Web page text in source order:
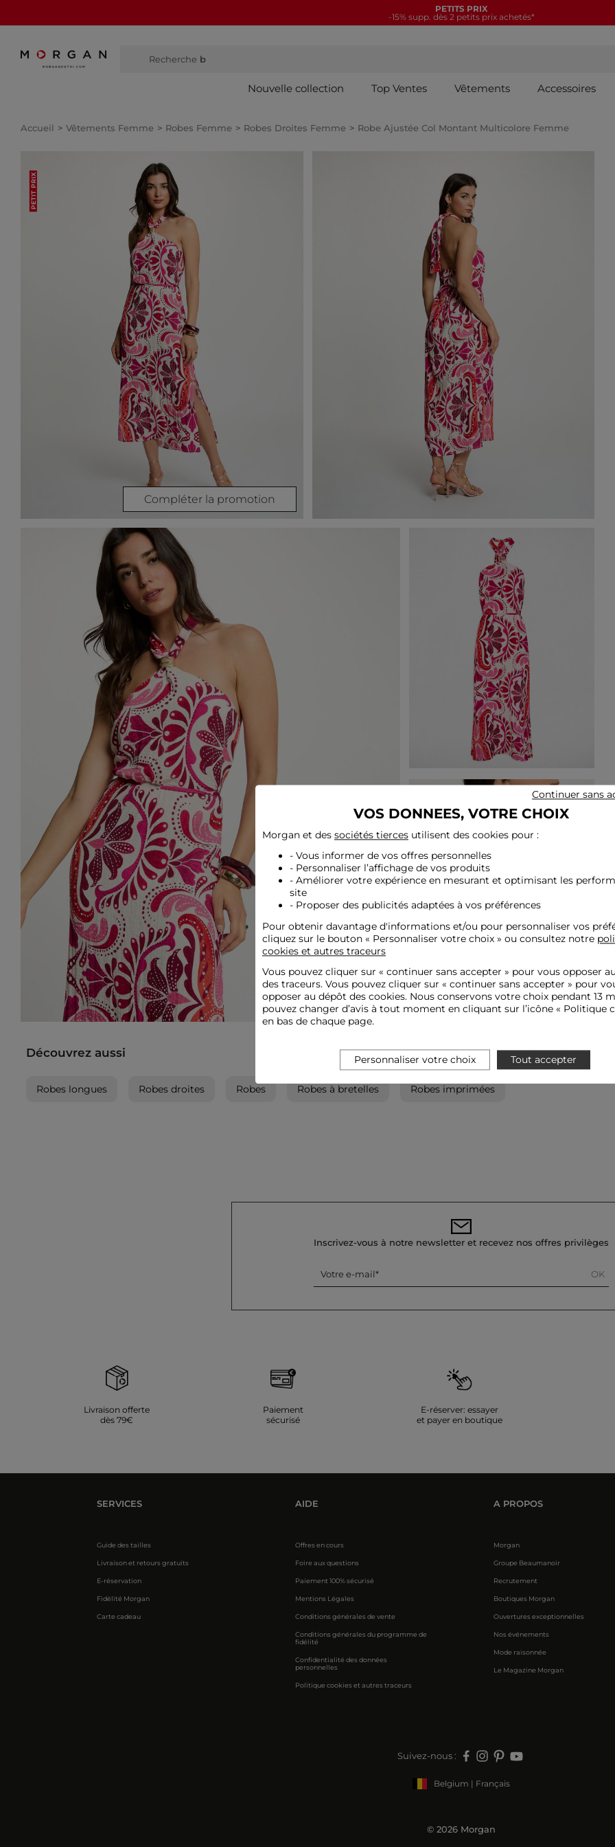
PETITS PRIX
-15% supp. dès 2 petits prix achetés*
Recherche bottes h
Nouvelle collection Top Ventes Vêtements Accessoires
Accueil Vêtements Femme Robes Femme Robes Droites Femme Robe Ajustée Col Montant Multicolore Femme
Compléter la promotion
PETIT PRIX
Découvrez aussi
Robes longues Robes droites Robes Robes à bretelles Robes imprimées
Inscrivez-vous à notre newsletter et recevez nos offres privilèges
Votre e-mail OK
Livraison offerte
dès 79€
Paiement
sécurisé
E-réserver: essayer
et payer en boutique
SERVICES
Guide des tailles
Livraison et retours gratuits
E-réservation
Fidélité Morgan
Carte cadeau
AIDE
Offres en cours
Foire aux questions
Paiement 100% sécurisé
Mentions Légales
Conditions générales de vente
Conditions générales du programme de
fidélité
Confidentialité des données
personnelles
Politique cookies et autres traceurs
A PROPOS
Morgan
Groupe Beaumanoir
Recrutement
Boutiques Morgan
Ouvertures exceptionnelles
Nos événements
Mode raisonnée
Le Magazine Morgan
Suivez-nous :
Belgium | Français
© 2026 Morgan
VOS DONNEES, VOTRE CHOIX
Morgan et des sociétés tierces utilisent des cookies pour :
- Vous informer de vos offres personnelles
- Personnaliser l’affichage de vos produits
- Améliorer votre expérience en mesurant et optimisant les
site
- Proposer des publicités adaptées à vos préférences
Pour obtenir davantage d'informations et/ou pour personnaliser vos
cliquez sur le bouton « Personnaliser votre choix » ou consultez notre
cookies et autres traceurs
Vous pouvez cliquer sur « continuer sans accepter » pour vous opposer
des traceurs. Vous pouvez cliquer sur « continuer sans accepter » pour
opposer au dépôt des cookies. Nous conservons votre choix pendant 13
pouvez changer d’avis à tout moment en cliquant sur l’icône « Politique
en bas de chaque page.
Personnaliser votre choix
Continuer sans
Tout accepter